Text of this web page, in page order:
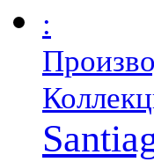
: